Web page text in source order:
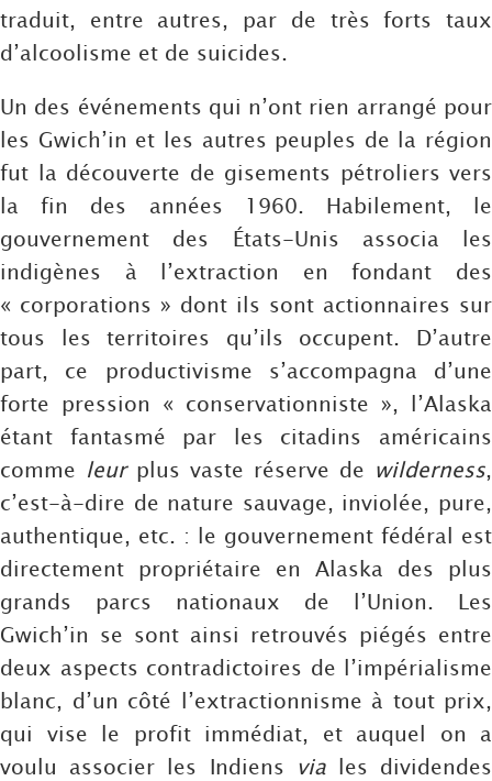
traduit, entre autres, par de très forts taux
d’alcoolisme et de suicides.
Un des événements qui n’ont rien arrangé pour
les Gwich’in et les autres peuples de la région
fut la découverte de gisements pétroliers vers
la fin des années 1960. Habilement, le
gouvernement des États-Unis associa les
indigènes à l’extraction en fondant des
« corporations » dont ils sont actionnaires sur
tous les territoires qu’ils occupent. D’autre
part, ce productivisme s’accompagna d’une
forte pression « conservationniste », l’Alaska
étant fantasmé par les citadins américains
comme leurplus vaste réserve de wilderness,
c’est-à-dire de nature sauvage, inviolée, pure,
authentique, etc. : le gouvernement fédéral est
directement propriétaire en Alaska des plus
grands parcs nationaux de l’Union. Les
Gwich’in se sont ainsi retrouvés piégés entre
deux aspects contradictoires de l’impérialisme
blanc, d’un côté l’extractionnisme à tout prix,
qui vise le profit immédiat, et auquel on a
voulu associer les Indiens
viales dividendes